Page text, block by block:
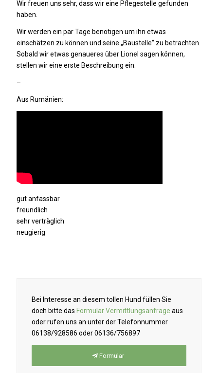
Wir freuen uns sehr, dass wir eine Pflegestelle gefunden
haben.
Wir werden ein par Tage benötigen um ihn etwas
einschätzen zu können und seine „Baustelle“ zu betrachten.
Sobald wir etwas genaueres über Lionel sagen können,
stellen wir eine erste Beschreibung ein.
–
Aus Rumänien:
gut anfassbar
freundlich
sehr verträglich
neugierig
Bei Interesse an diesem tollen Hund füllen Sie
doch bitte das Formular Vermittlungsanfrage aus
oder rufen uns an unter der Telefonnummer
06138/928586 oder 06136/756897
Formular